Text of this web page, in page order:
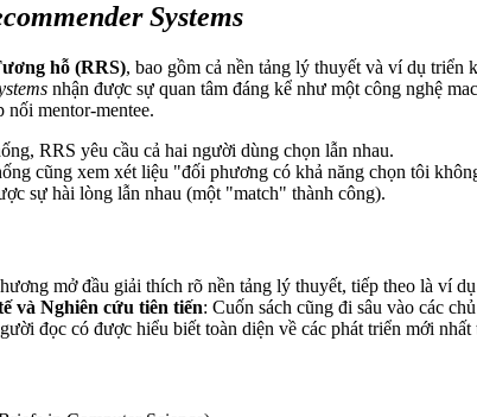
Systems
hỗ (RRS), bao gồm cả nền tảng lý thuyết và ví dụ
nhận được sự quan tâm đáng kể như một công nghệ
nối mentor-mentee.
RRS yêu cầu cả hai người dùng chọn lẫn nhau.
cũng xem xét liệu "đối phương có khả năng chọn tôi
sự hài lòng lẫn nhau (một "match" thành công).
mở đầu giải thích rõ nền tảng lý thuyết, tiếp theo là ví
và Nghiên cứu tiên tiến: Cuốn sách cũng đi sâu vào các
đọc có được hiểu biết toàn diện về các phát triển mới